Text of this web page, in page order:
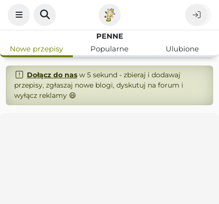
PENNE
Nowe przepisy
Popularne Ulubione
Dołącz do nasw 5 sekund - zbieraj i dodawaj
przepisy, zgłaszaj nowe blogi, dyskutuj na forum i
wyłącz reklamy 😄